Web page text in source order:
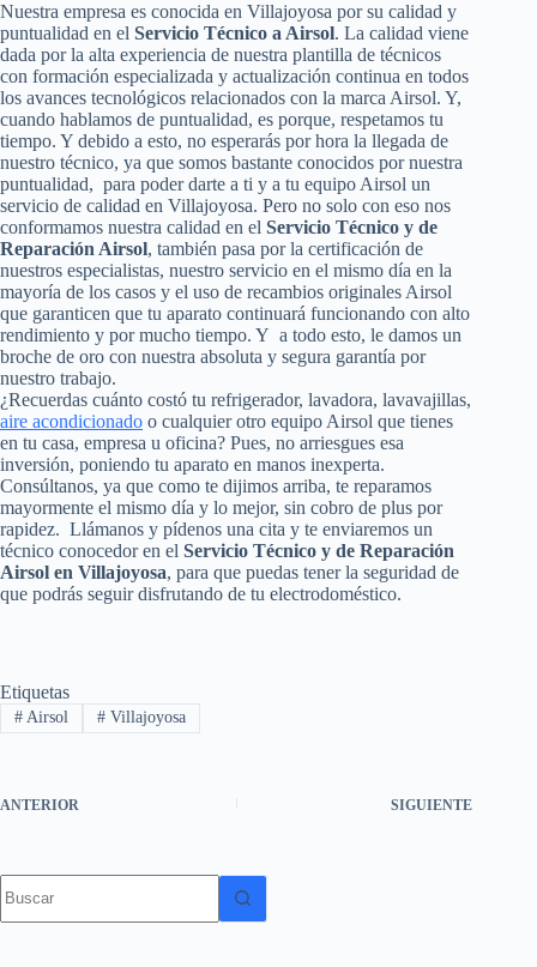
Nuestra empresa es conocida en Villajoyosa por su calidad y
puntualidad en el Servicio Técnico a Airsol. La calidad viene
dada por la alta experiencia de nuestra plantilla de técnicos
con formación especializada y actualización continua en todos
los avances tecnológicos relacionados con la marca Airsol. Y,
cuando hablamos de puntualidad, es porque, respetamos tu
tiempo. Y debido a esto, no esperarás por hora la llegada de
nuestro técnico, ya que somos bastante conocidos por nuestra
puntualidad, para poder darte a ti y a tu equipo Airsol un
servicio de calidad en Villajoyosa. Pero no solo con eso nos
conformamos nuestra calidad en el Servicio Técnico y de
Reparación Airsol, también pasa por la certificación de
nuestros especialistas, nuestro servicio en el mismo día en la
mayoría de los casos y el uso de recambios originales Airsol
que garanticen que tu aparato continuará funcionando con alto
rendimiento y por mucho tiempo. Y a todo esto, le damos un
broche de oro con nuestra absoluta y segura garantía por
nuestro trabajo.
¿Recuerdas cuánto costó tu refrigerador, lavadora, lavavajillas,
aire acondicionado o cualquier otro equipo Airsol que tienes
en tu casa, empresa u oficina? Pues, no arriesgues esa
inversión, poniendo tu aparato en manos inexperta.
Consúltanos, ya que como te dijimos arriba, te reparamos
mayormente el mismo día y lo mejor, sin cobro de plus por
rapidez. Llámanos y pídenos una cita y te enviaremos un
técnico conocedor en el Servicio Técnico y de Reparación
Airsol en Villajoyosa, para que puedas tener la seguridad de
que podrás seguir disfrutando de tu electrodoméstico.
Etiquetas
#Airsol #Villajoyosa
ANTERIOR SIGUIENTE
resultados